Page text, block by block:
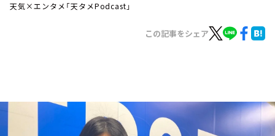
トピックス
TBS Podcast
天気×エンタメ「天タメPodcast」
この記事をシェア